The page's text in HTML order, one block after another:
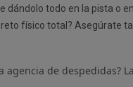
todo en la pista o
físico total? Asegúrate